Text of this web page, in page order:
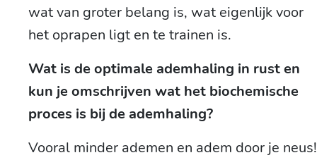
wat van groter belang is, wat eigenlijk voor
het oprapen ligt en te trainen is.
Wat is de optimale ademhaling in rust en
kun je omschrijven wat het biochemische
proces is bij de ademhaling?
Vooral minder ademen en adem door je neus!